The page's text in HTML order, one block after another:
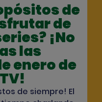
de
de
¡No
las
enero de
de siempre! El